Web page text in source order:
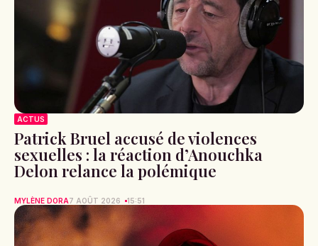
ACTUS
Patrick Bruel accusé de violences
sexuelles : la réaction d’Anouchka
Delon relance la polémique
MYLÈNE DORA7 AOÛT 2026 15:51